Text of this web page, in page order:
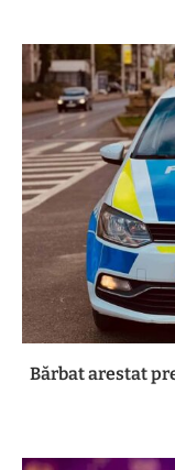
Bărbat arestat